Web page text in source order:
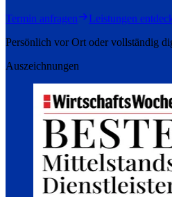
Termin anfragen
Leistungen
Persönlich vor Ort oder vollständig
Auszeichnungen